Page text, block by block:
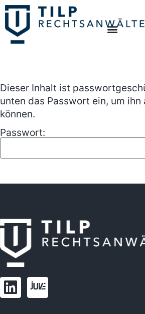
Dieser Inhalt ist
unten das Passwort ein, um ihn
können.
Passwort: